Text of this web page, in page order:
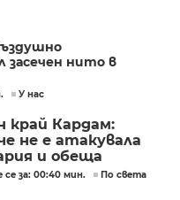
засечен нито в
У нас
край Кардам:
не е атакувала
и обеща
се за: 00:40 мин. По света